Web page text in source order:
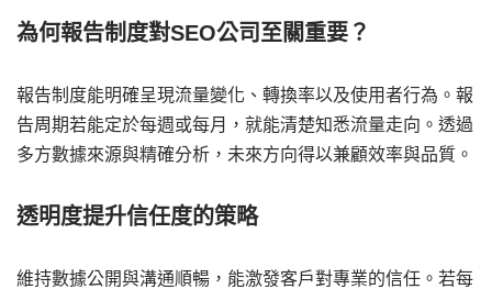
為何報告制度對SEO公司至關重要？
報告制度能明確呈現流量變化、轉換率以及使用者行為。報
告周期若能定於每週或每月，就能清楚知悉流量走向。透過
多方數據來源與精確分析，未來方向得以兼顧效率與品質。
透明度提升信任度的策略
維持數據公開與溝通順暢，能激發客戶對專業的信任。若每